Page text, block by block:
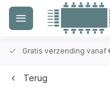
Gratis verzending vanaf
Terug